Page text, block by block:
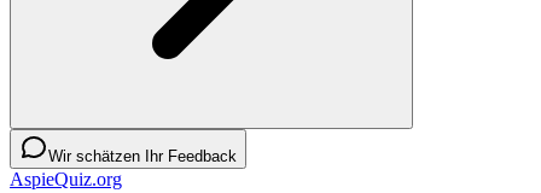
Wir schätzen Ihr Feedback
AspieQuiz.org